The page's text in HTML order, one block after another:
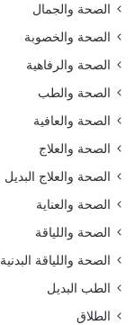
الصحة والجمال
الصحة والخصوبة
الصحة والرفاهية
الصحة والطب
الصحة والعافية
الصحة والعلاج
الصحة والعلاج البديل
الصحة والعناية
الصحة واللياقة
الصحة واللياقة البدنية
الطب البديل
الطلاق